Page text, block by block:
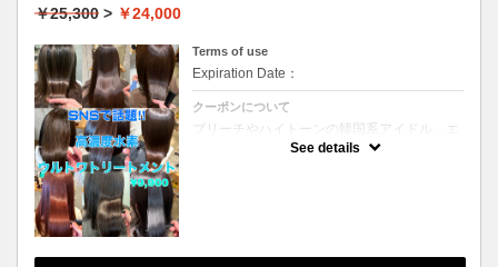
￥25,300 > ￥24,000
Terms of use
Expiration Date：
クーポンについて
ブリーチやハイトーンの韓国系アイドル、エ
イジング毛にお悩みの美魔女も夢中！全ての
世代、髪質、メニューに対応できる髪質改善
See details